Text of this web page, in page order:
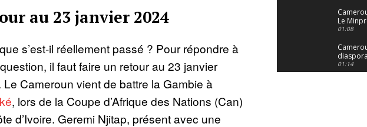
au 23 janvier 2024
s’est-il réellement passé ? Pour répondre à
il faut faire un retour au 23 janvier
Le Cameroun vient de battre la Gambie à
, lors de la Coupe d’Afrique des Nations (Can)
d’Ivoire. Geremi Njitap, présent avec une
Le
alerte
jeunes
01:08
suivra-t-
l’appel
01:14